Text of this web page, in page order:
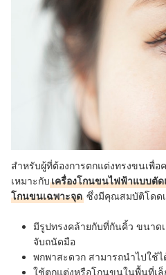
สำหรับผู้ที่ต้องการตกแต่งทรงขนเพื่
เหมาะกับเครื่องโกนขนไฟฟ้าแบบตัด
โกนขนเฉพาะจุด ซึ่งมีคุณสมบัติโดด
มีรูปทรงคล้ายกับที่กันคิ้ว ขนาดเ
จับถนัดมือ
พกพาสะดวก สามารถนำไปใช้
ใช้ตกแต่งหรือโกนขนในพื้นที่เล็